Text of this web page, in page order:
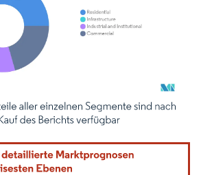
Wiederverwendung erfordert Namensnennung